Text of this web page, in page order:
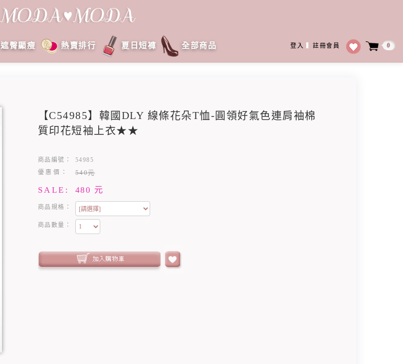
登入 註冊會員 0
遮臀顯瘦 熱賣排行 夏日短褲 全部商品
【C54985】韓國DLY 線條花朵T恤-圓領好氣色連肩袖棉
質印花短袖上衣★★
商品編號：
54985
優惠價：
540元
SALE: 480 元
商品規格：
商品數量：